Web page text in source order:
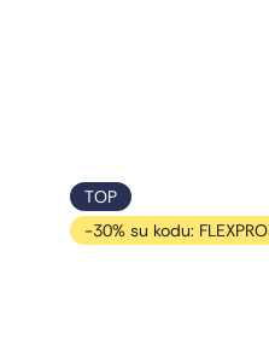
TOP
-30% su kodu: